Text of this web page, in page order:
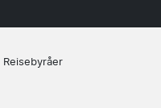
Reisebyråer